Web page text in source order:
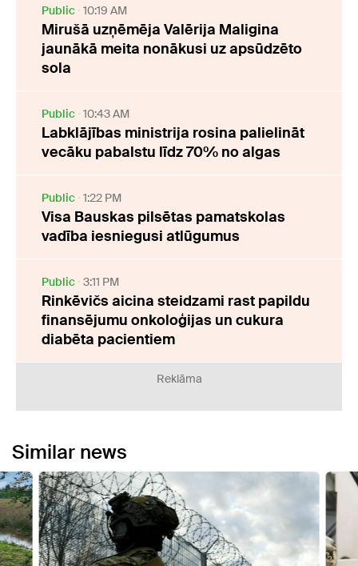
Public 10:19 AM
Mirušā uzņēmēja Valērija Maligina
jaunākā meita nonākusi uz apsūdzēto
sola
Public 10:43 AM
Labklājības ministrija rosina palielināt
vecāku pabalstu līdz 70% no algas
Public 1:22 PM
Visa Bauskas pilsētas pamatskolas
vadība iesniegusi atlūgumus
Public 3:11 PM
Rinkēvičs aicina steidzami rast papildu
finansējumu onkoloģijas un cukura
diabēta pacientiem
Reklāma
Similar news